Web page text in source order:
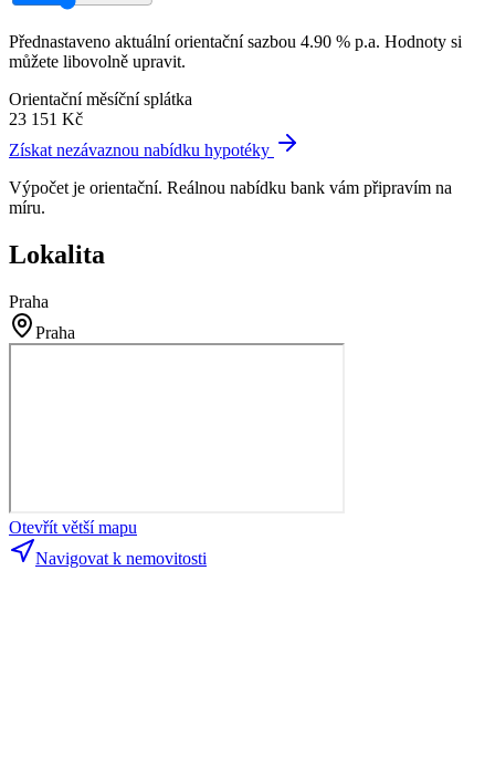
Přednastaveno aktuální orientační sazbou 4.90 % p.a. Hodnoty si
můžete libovolně upravit.
Orientační měsíční splátka
23 151 Kč
Získat nezávaznou nabídku hypotéky
Výpočet je orientační. Reálnou nabídku bank vám připravím na
míru.
Lokalita
Praha
Praha
Otevřít větší mapu
Navigovat k nemovitosti